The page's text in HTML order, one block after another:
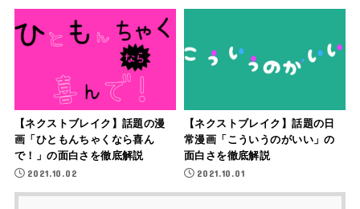
【ネクストブレイク】話題の漫
画「ひともんちゃくなら喜ん
で！」の面白さを徹底解説
2021.10.02
【ネクストブレイク】話題の日
常漫画「こういうのがいい」の
面白さを徹底解説
2021.10.01